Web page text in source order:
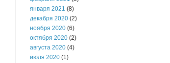
января 2021 (8)
декабря 2020 (2)
ноября 2020 (6)
октября 2020 (2)
августа 2020 (4)
июля 2020 (1)